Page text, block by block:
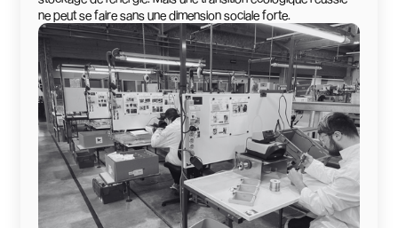
ne peut se faire sans une dimension sociale forte.